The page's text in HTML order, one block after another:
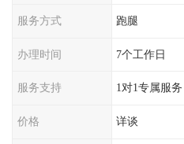
服务方式 跑腿
办理时间 7个工作日
服务支持 1对1专属服务
价格 详谈